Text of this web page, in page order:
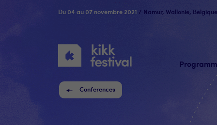
KIKK
Festival
Du 04 au 07 novembre 2021 / Namur, Wallonie, Belgique
Conferences